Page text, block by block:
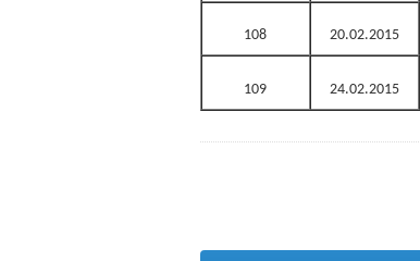
108 20.02.2015
109 24.02.2015